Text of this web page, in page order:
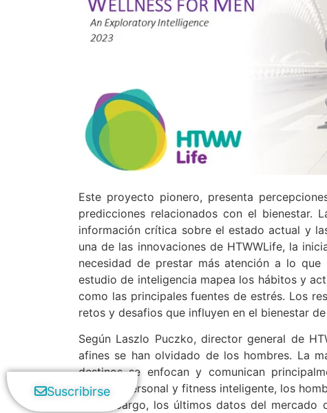
Este proyecto pionero, presenta
predicciones relacionados con el bienestar.
información crítica sobre el estado actual y
una de las innovaciones de HTWWLife, la
necesidad de prestar más atención a lo
estudio de inteligencia mapea los hábitos y
como las principales fuentes de estrés. Los
retos y desafios que influyen en el bienestar
Según Laszlo Puczko, director general de
afines se han olvidado de los hombres. La
destinos se enfocan y comunican
cuidado personal y fitness inteligente, los
Sin embargo, los últimos datos del mercado
Suscribirse